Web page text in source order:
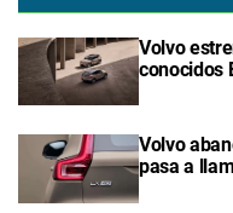
Volvo
conocidos
Volvo
pasa a